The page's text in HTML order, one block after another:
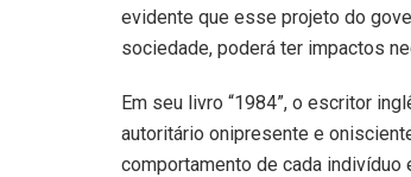
evidente que esse projeto do
sociedade, poderá ter impactos
Em seu livro “1984”, o escritor
autoritário onipresente e
comportamento de cada